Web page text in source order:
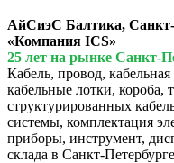
АйСиэС Балтика,
«Компания ICS»
25 лет на рынке Санкт-
Кабель, провод,
кабельные лотки, короба,
структурированных
системы, комплектация
приборы, инструмент,
склада в Санкт-